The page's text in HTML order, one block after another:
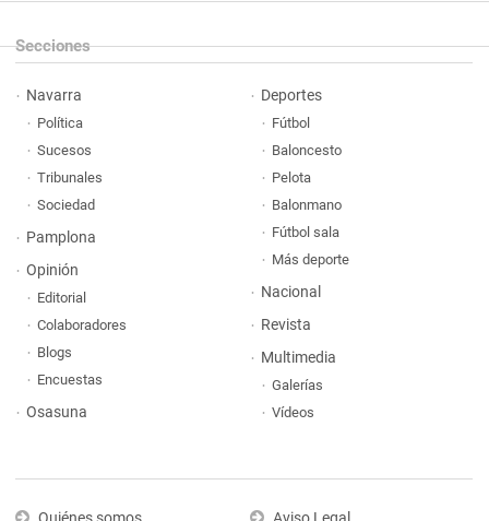
Secciones
Navarra
Política
Sucesos
Tribunales
Sociedad
Pamplona
Opinión
Editorial
Colaboradores
Blogs
Encuestas
Osasuna
Deportes
Fútbol
Baloncesto
Pelota
Balonmano
Fútbol sala
Más deporte
Nacional
Revista
Multimedia
Galerías
Vídeos